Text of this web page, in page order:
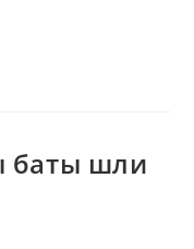
баты шли